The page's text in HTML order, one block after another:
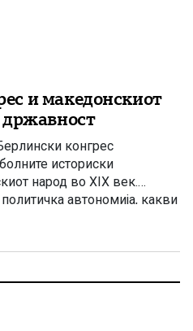
и македонскиот
државност
конгрес
историски
народ во XIX век.
автономија, какви
турската војна и
под власта на
стравувајќи од